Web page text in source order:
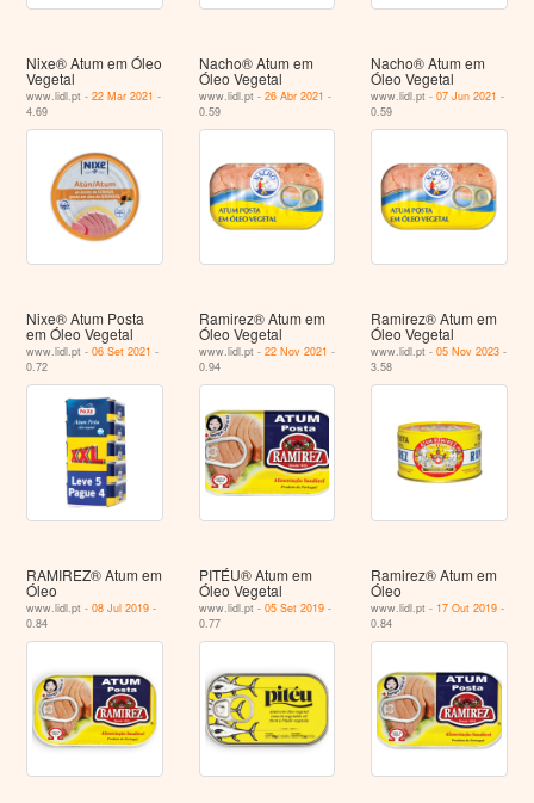
Nixe® Atum em Óleo
Vegetal
www.lidl.pt -22 Mar 2021 -
4.69
Nacho® Atum em
Óleo Vegetal
www.lidl.pt - 26 Abr 2021 -
0.59
Nacho® Atum em
Óleo Vegetal
www.lidl.pt -07 Jun 2021 -
0.59
Nixe® Atum Posta
em Óleo Vegetal
www.lidl.pt -06 Set 2021 -
0.72
Ramirez® Atum em
Óleo Vegetal
www.lidl.pt - 22 Nov 2021 -
0.94
Ramirez® Atum em
Óleo Vegetal
www.lidl.pt -05 Nov 2023 -
3.58
RAMIREZ® Atum em
Óleo
www.lidl.pt -08 Jul 2019 -
0.84
PITÉU® Atum em
Óleo Vegetal
www.lidl.pt - 05 Set 2019-
0.77
Ramirez® Atum em
Óleo
www.lidl.pt - 17 Out 2019 -
0.84